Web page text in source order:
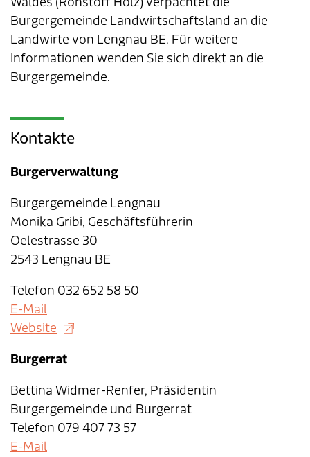
Burgergemeinde Landwirtschaftsland an die
Landwirte von Lengnau BE. Für weitere
Informationen wenden Sie sich direkt an die
Burgergemeinde.
Kontakte
Burgerverwaltung
Burgergemeinde Lengnau
Monika Gribi, Geschäftsführerin
Oelestrasse 30
2543 Lengnau BE
Telefon 032 652 58 50
E-Mail
Website
Burgerrat
Bettina Widmer-Renfer, Präsidentin
Burgergemeinde und Burgerrat
Telefon 079 407 73 57
E-Mail